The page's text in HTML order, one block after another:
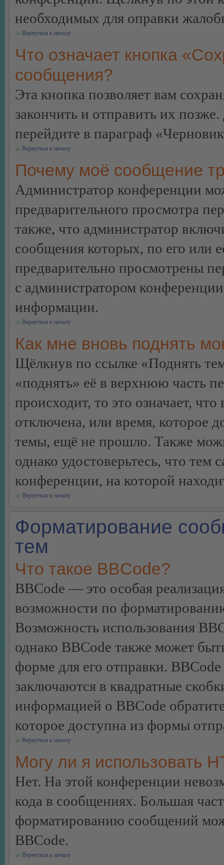
необходимых для оправки
Вернуться к началу
Что означает кнопка
сообщения?
Эта кнопка позволяет вам
закончить и отправить их
перейдите в параграф
Вернуться к началу
Почему моё сообщение
Администратор конференции
предварительного просмотра
также, что администратор
сообщения которых, по его или
предварительно просмотрены
с администратором
информации.
Вернуться к началу
Как мне вновь поднять
Щёлкнув по ссылке «Поднять
«поднять» её в верхнюю часть
происходит, то это означает,
отключена, или время, которое
темы, ещё не прошло. Также
однако удостоверьтесь, что
конференции, на которой
Вернуться к началу
Форматирование
тем
Что такое BBCode?
BBCode — это особая
возможности по
Возможность использования
однако BBCode также может
форме для его отправки.
заключаются в квадратные
информацией о BBCode
которое доступна из формы
Вернуться к началу
Могу ли я использовать
Нет. На этой конференции
кода в сообщениях. Большая
форматированию сообщений
BBCode.
Вернуться к началу